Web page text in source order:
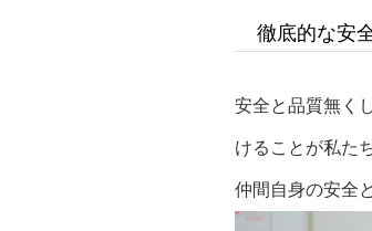
徹底的な安
安全と品質無く
けることが私た
仲間自身の安全